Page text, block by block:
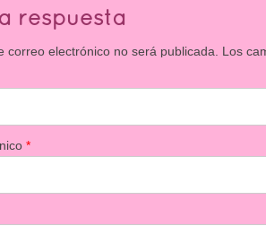
respuesta
correo electrónico no será publicada. Los
*